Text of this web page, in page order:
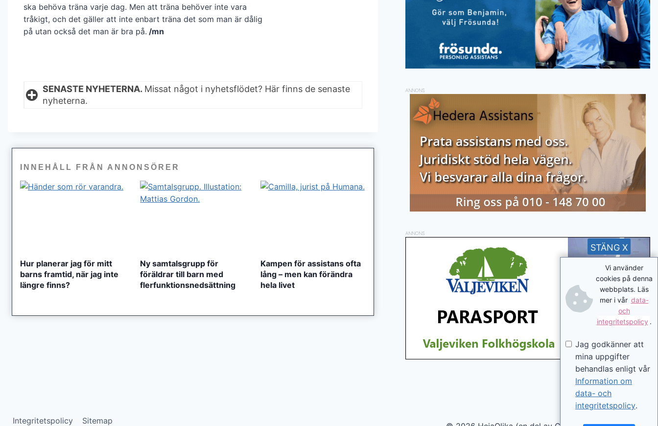
ska behöva träna varje dag. Men att träna behöver inte vara
tråkigt, och det gäller att inte enbart träna det som man är dålig
på utan också det man är bra på. /mn
SENASTE NYHETERNA. Missat något i nyhetsflödet? Här finns de senaste
nyheterna.
INNEHÅLL FRÅN ANNONSÖRER
Hur planerar jag för mitt
barns framtid, när jag inte
längre finns?
Ny samtalsgrupp för
föräldrar till barn med
flerfunktionsnedsättning
Kampen för assistans ofta
lång – men kan förändra
hela livet
ANNONS
ANNONS
Integritetspolicy Sitemap
Vi använder
cookies på denna
webbplats. Läs
mer i vår data-
och
integritetspolicy .
Jag godkänner att
mina uppgifter
behandlas enligt vår
Information om
data- och
integritetspolicy.
STÄNG X